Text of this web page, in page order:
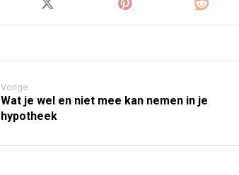
Vorige
Wat je wel en niet mee kan nemen in je
hypotheek